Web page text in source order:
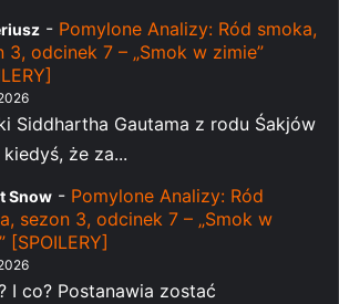
- Pomylone Analizy: Ród smoka,
3, odcinek 7 – „Smok w zimie”
Siddhartha Gautama z rodu Śakjów
kiedyś, że za...
Snow - Pomylone Analizy: Ród
sezon 3, odcinek 7 – „Smok w
[SPOILERY]
I co? Postanawia zostać